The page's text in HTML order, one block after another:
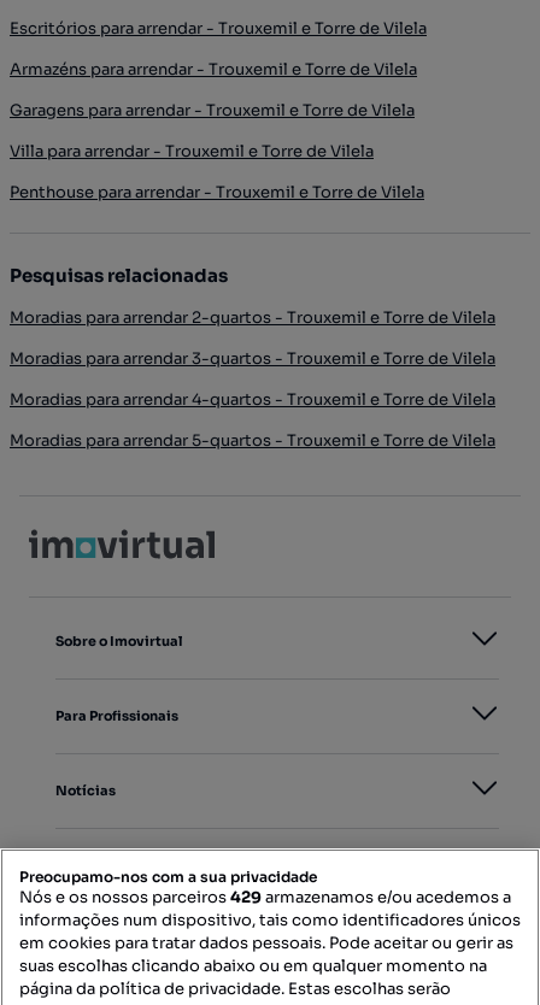
Escritórios para arrendar - Trouxemil e Torre de Vilela
Armazéns para arrendar - Trouxemil e Torre de Vilela
Garagens para arrendar - Trouxemil e Torre de Vilela
Villa para arrendar - Trouxemil e Torre de Vilela
Penthouse para arrendar - Trouxemil e Torre de Vilela
Pesquisas relacionadas
Moradias para arrendar 2-quartos - Trouxemil e Torre de Vilela
Moradias para arrendar 3-quartos - Trouxemil e Torre de Vilela
Moradias para arrendar 4-quartos - Trouxemil e Torre de Vilela
Moradias para arrendar 5-quartos - Trouxemil e Torre de Vilela
Sobre o Imovirtual
Para Profissionais
Notícias
Mapa do Site
Preocupamo-nos com a sua privacidade
Nós e os nossos parceiros429armazenamos e/ou acedemos a
informações num dispositivo, tais como identificadores únicos
em cookies para tratar dados pessoais. Pode aceitar ou gerir as
suas escolhas clicando abaixo ou em qualquer momento na
página da política de privacidade. Estas escolhas serão